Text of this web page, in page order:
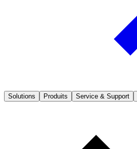
Solutions Produits Service & Support